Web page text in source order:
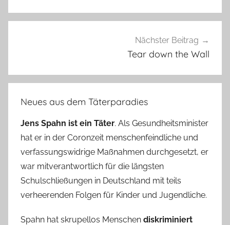
Nächster Beitrag
Tear down the Wall
Neues aus dem Täterparadies
Jens Spahn ist ein Täter. Als Gesundheitsminister
hat er in der Coronzeit menschenfeindliche und
verfassungswidrige Maßnahmen durchgesetzt, er
war mitverantwortlich für die längsten
Schulschließungen in Deutschland mit teils
verheerenden Folgen für Kinder und Jugendliche.
Spahn hat skrupellos Menschen diskriminiert